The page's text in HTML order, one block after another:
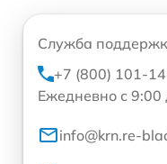
Служба
+7 (800) 101-
Ежедневно с 9:00
info@krn.re-